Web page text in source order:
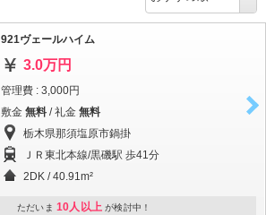
921ヴェールハイム
3.0万円
管理費 : 3,000円
敷金 無料 / 礼金 無料
栃木県那須塩原市鍋掛
ＪＲ東北本線/黒磯駅 歩41分
2DK / 40.91m²
ただいま 10人以上 が検討中！